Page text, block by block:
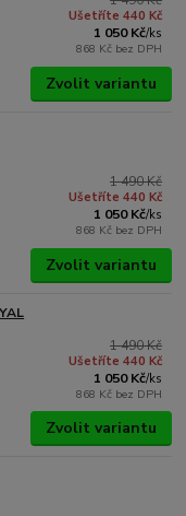
Ušetříte 440 Kč
1 050 Kč/ks
868 Kč bez DPH
Zvolit variantu
1 490 Kč
Ušetříte 440 Kč
1 050 Kč/ks
868 Kč bez DPH
Zvolit variantu
1 490 Kč
Ušetříte 440 Kč
1 050 Kč/ks
868 Kč bez DPH
Zvolit variantu